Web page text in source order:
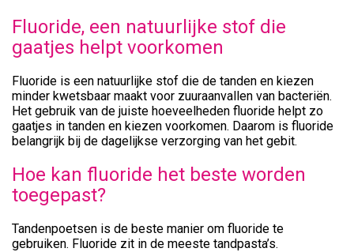
Fluoride, een natuurlijke stof die
gaatjes helpt voorkomen
Fluoride is een natuurlijke stof die de tanden en kiezen
minder kwetsbaar maakt voor zuuraanvallen van bacteriën.
Het gebruik van de juiste hoeveelheden fluoride helpt zo
gaatjes in tanden en kiezen voorkomen. Daarom is fluoride
belangrijk bij de dagelijkse verzorging van het gebit.
Hoe kan fluoride het beste worden
toegepast?
Tandenpoetsen is de beste manier om fluoride te
gebruiken. Fluoride zit in de meeste tandpasta’s.